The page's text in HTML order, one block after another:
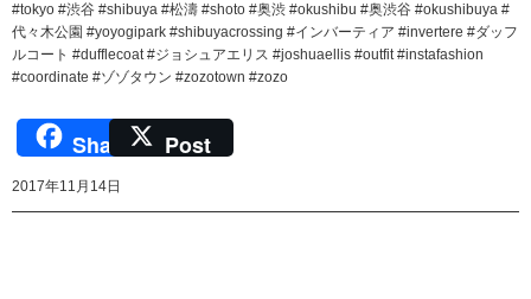
#tokyo #渋谷 #shibuya #松濤 #shoto #奥渋 #okushibu #奥渋谷 #okushibuya #
代々木公園 #yoyogipark #shibuyacrossing #インバーティア #invertere #ダッフ
ルコート #dufflecoat #ジョシュアエリス #joshuaellis #outfit #instafashion
#coordinate #ゾゾタウン #zozotown #zozo
Share Post
2017年11月14日